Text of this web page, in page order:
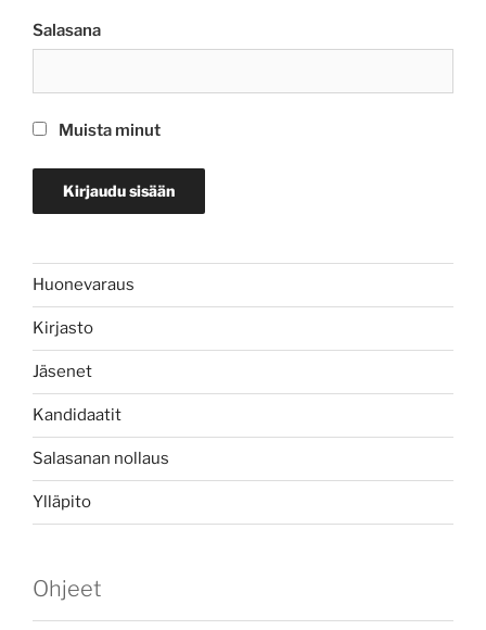
Salasana
Muista minut
Huonevaraus
Kirjasto
Jäsenet
Kandidaatit
Salasanan nollaus
Ylläpito
Ohjeet